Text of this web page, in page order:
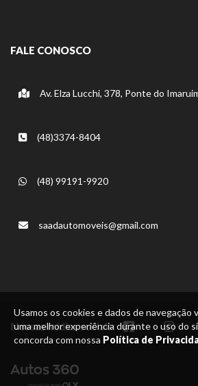
Usamos os cookies e dados de navegação
uma melhor experiência durante o uso do
concorda com nossa Política de
FALE CONOSCO
Av. Elza Lucchi, 378, Ponte do
(48)3374-8404
(48) 99191-9920
saadautomoveis@gmail.com
Nossas mídias sociais: